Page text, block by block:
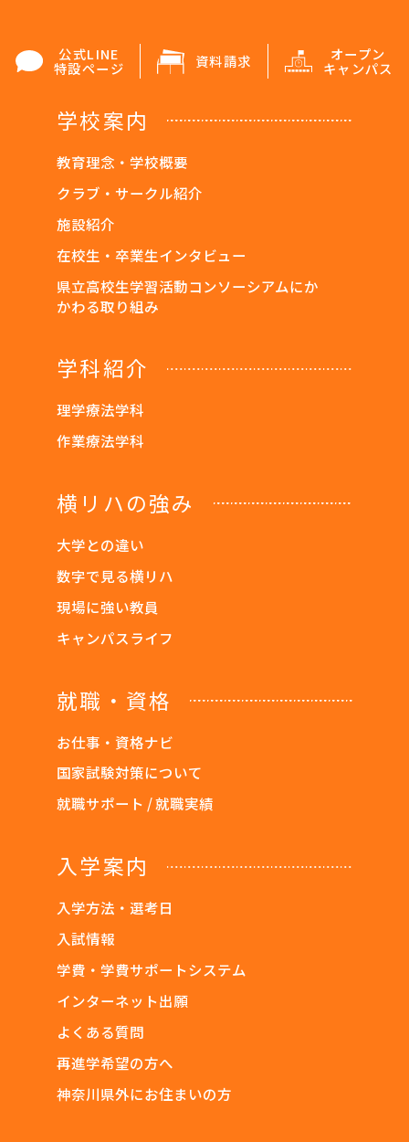
公式LINE
特設ページ 資料請求 オープン
キャンパス
学校案内
教育理念・学校概要
クラブ・サークル紹介
施設紹介
在校生・卒業生インタビュー
県立高校生学習活動コンソーシアムにか
かわる取り組み
学科紹介
理学療法学科
作業療法学科
就職・資格
お仕事・資格ナビ
国家試験対策について
就職サポート / 就職実績
横リハの強み
大学との違い
数字で見る横リハ
現場に強い教員
キャンパスライフ
入学案内
入学方法・選考日
入試情報
学費・学費サポートシステム
インターネット出願
よくある質問
再進学希望の方へ
神奈川県外にお住まいの方